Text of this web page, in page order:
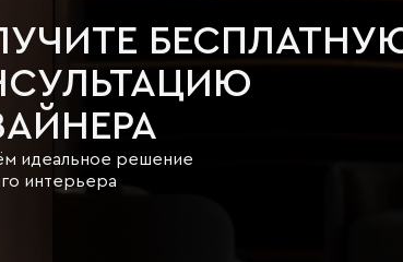
идеальное решение
интерьера